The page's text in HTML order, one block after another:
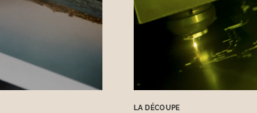
LA DÉCOUPE